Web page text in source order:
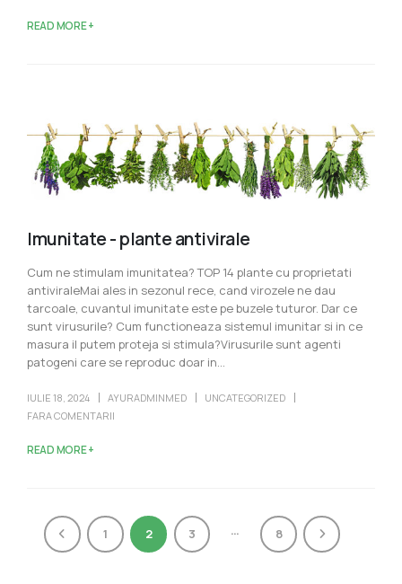
READ MORE +
Imunitate - plante antivirale
Cum ne stimulam imunitatea? TOP 14 plante cu proprietati
antiviraleMai ales in sezonul rece, cand virozele ne dau
tarcoale, cuvantul imunitate este pe buzele tuturor. Dar ce
sunt virusurile? Cum functioneaza sistemul imunitar si in ce
masura il putem proteja si stimula?Virusurile sunt agenti
patogeni care se reproduc doar in...
IULIE 18, 2024 AYURADMINMED
UNCATEGORIZED
FARA COMENTARII
READ MORE +
1 2 3 … 8